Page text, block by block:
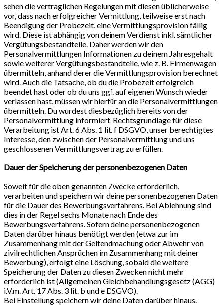
sehen die vertraglichen Regelungen mit diesen üblicherweise
vor, dass nach erfolgreicher Vermittlung, teilweise erst nach
Beendigung der Probezeit, eine Vermittlungsprovision fällig
wird. Diese ist abhängig von deinem Verdienst inkl. sämtlicher
Vergütungsbestandteile. Daher werden wir den
Personalvermittlungen Informationen zu deinem Jahresgehalt
sowie weiterer Vergütungsbestandteile, wie z. B. Firmenwagen
übermitteln, anhand derer die Vermittlungsprovision berechnet
wird. Auch die Tatsache, ob du die Probezeit erfolgreich
beendet hast oder ob du uns ggf. auf eigenen Wunsch wieder
verlassen hast, müssen wir hierfür an die Personalvermittlungen
übermitteln. Du wurdest diesbezüglich bereits von der
Personalvermittlung informiert. Rechtsgrundlage für diese
Verarbeitung ist Art. 6 Abs. 1 lit. f DSGVO, unser berechtigtes
Interesse, den zwischen der Personalvermittlung und uns
geschlossenen Vermittlungsvertrag zu erfüllen.
Dauer der Speicherung der personenbezogenen Daten
Soweit für die oben genannten Zwecke erforderlich,
verarbeiten und speichern wir deine personenbezogenen Daten
für die Dauer des Bewerbungsverfahrens. Bei Ablehnung sind
dies in der Regel sechs Monate nach Ende des
Bewerbungsverfahrens. Sofern deine personenbezogenen
Daten darüber hinaus benötigt werden (etwa zur im
Zusammenhang mit der Geltendmachung oder Abwehr von
zivilrechtlichen Ansprüchen im Zusammenhang mit deiner
Bewerbung), erfolgt eine Löschung, sobald die weitere
Speicherung der Daten zu diesen Zwecken nicht mehr
erforderlich ist (Allgemeinen Gleichbehandlungsgesetz (AGG)
i.V.m. Art. 17 Abs. 3 lit. b und e DSGVO).
Bei Einstellung speichern wir deine Daten darüber hinaus.